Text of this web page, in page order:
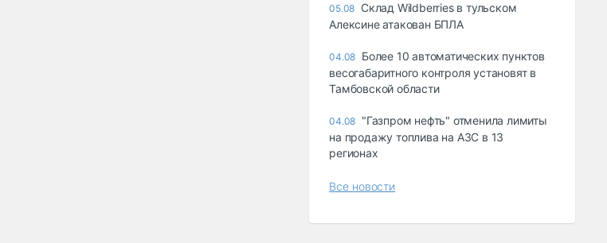
05.08 Склад Wildberries в тульском
Алексине атакован БПЛА
04.08 Более 10 автоматических пунктов
весогабаритного контроля установят в
Тамбовской области
04.08 "Газпром нефть" отменила лимиты
на продажу топлива на АЗС в 13
регионах
Все новости